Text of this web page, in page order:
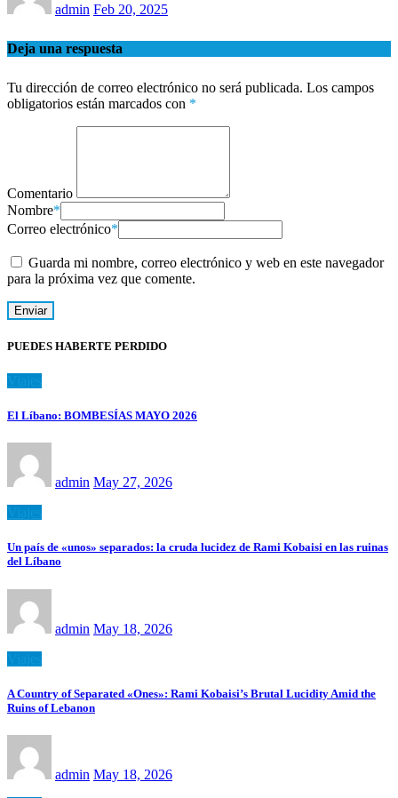
admin Feb 20, 2025
Deja una respuesta
Tu dirección de correo electrónico no será publicada. Los campos
obligatorios están marcados con *
Comentario
Nombre*
Correo electrónico*
Guarda mi nombre, correo electrónico y web en este navegador
para la próxima vez que comente.
PUEDES HABERTE PERDIDO
El Líbano: BOMBESÍAS MAYO 2026
admin May 27, 2026
Un país de «unos» separados: la cruda lucidez de Rami Kobaisi en las ruinas
del Líbano
admin May 18, 2026
A Country of Separated «Ones»: Rami Kobaisi’s Brutal Lucidity Amid the
Ruins of Lebanon
admin May 18, 2026